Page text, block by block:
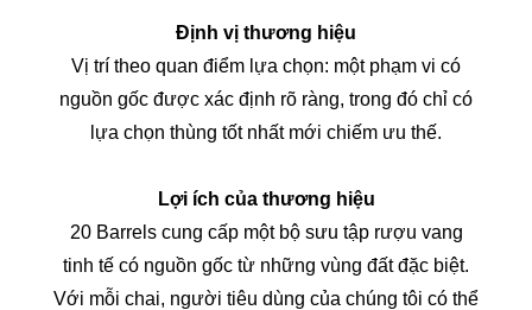
Định vị thương hiệu
Vị trí theo quan điểm lựa chọn: một phạm vi có
nguồn gốc được xác định rõ ràng, trong đó chỉ có
lựa chọn thùng tốt nhất mới chiếm ưu thế.
Lợi ích của thương hiệu
20 Barrels cung cấp một bộ sưu tập rượu vang
tinh tế có nguồn gốc từ những vùng đất đặc biệt.
Với mỗi chai, người tiêu dùng của chúng tôi có thể